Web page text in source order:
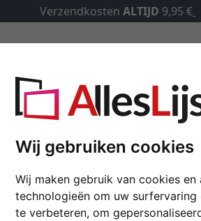
Wij gebruiken cookies
Wij maken gebruik van cookies
technologieën om uw
te verbeteren, om
Verzendkosten ALTIJD 9,95 €
Kaders op maat Passe-partouts
op maat